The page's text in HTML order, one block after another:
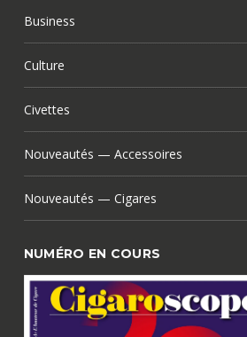
Business
Culture
Civettes
Nouveautés — Accessoires
Nouveautés — Cigares
NUMÉRO EN COURS